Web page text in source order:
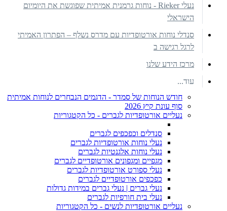
נעלי Rieker - נוחות גרמנית אמיתית שפוגשת את היומיום
הישראלי
סנדלי נוחות אורטופדיות עם מדרס נשלף – הפתרון האמיתי
לרגל רגישה ב
מרכז הידע שלנו
עוד...
חודש הנוחות של סמדר - הדגמים הנבחרים לנוחות אמיתית
סוף עונת קיץ 2026
נעליים אורטופדיות לגברים - כל הקטגוריות
סנדלים וכפכפים לגברים
נעלי נוחות אורטופדיות לגברים
נעלי נוחות אלגנטיות לגברים
מגפיים ומגפונים אורטופדיים לגברים
נעלי ספורט אורטופדיות לגברים
כפכפים אורטופדיים לגברים
נעלי גברים | נעלי גברים במידות גדולות
נעלי בית חורפיות לגברים
נעליים אורטופדיות לנשים - כל הקטגוריות